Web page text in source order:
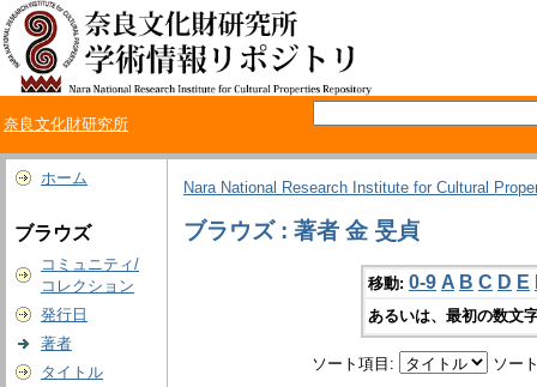
奈良文化財研究所
ホーム
ブラウズ
コミュニティ/
コレクション
発行日
著者
タイトル
Nara National Research Institute for Cultural
ブラウズ : 著者 金 旻貞
移動: 0-9 A B C D E
あるいは、最初の数文
ソート項目: ソー